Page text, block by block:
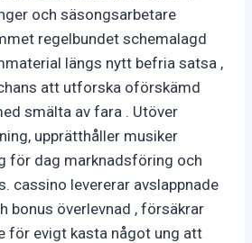
och säsongsarbetare
regelbundet schemalagd
längs nytt befria satsa ,
att utforska oförskämd
smälta av fara . Utöver
upprätthåller musiker
för dag marknadsföring och
cassino levererar avslappnade
bonus överlevnad , försäkrar
för evigt kasta något ung att